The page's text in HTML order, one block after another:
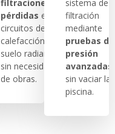
filtraciones o
pérdidas en
circuitos de
calefacción y
suelo radiante
sin necesidad
de obras.
sistema de
filtración
mediante
pruebas de
presión
avanzadas
sin vaciar la
piscina.